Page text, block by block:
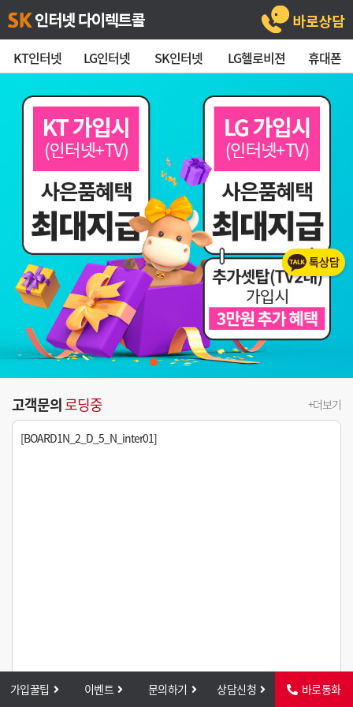
KT인터넷 LG인터넷 SK인터넷 LG헬로비젼 휴대폰
고객문의로딩중 +더보기
[BOARD1N_2_D_5_N_inter01]
가입꿀팁 이벤트 문의하기 상담신청 바로통화